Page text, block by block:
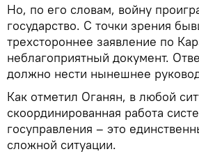
Но, по его словам, войну
государство. С точки зрения
трехстороннее заявление по
неблагоприятный документ.
должно нести нынешнее
Как отметил Оганян, в любой
скоординированная работа
госуправления – это
сложной ситуации.